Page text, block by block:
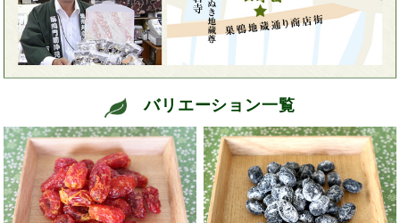
バリエーション一覧